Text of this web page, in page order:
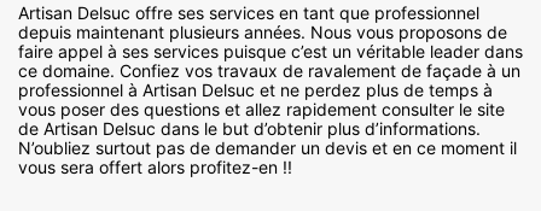
Artisan Delsuc offre ses services en tant que professionnel
depuis maintenant plusieurs années. Nous vous proposons de
faire appel à ses services puisque c’est un véritable leader dans
ce domaine. Confiez vos travaux de ravalement de façade à un
professionnel à Artisan Delsuc et ne perdez plus de temps à
vous poser des questions et allez rapidement consulter le site
de Artisan Delsuc dans le but d’obtenir plus d’informations.
N’oubliez surtout pas de demander un devis et en ce moment il
vous sera offert alors profitez-en !!